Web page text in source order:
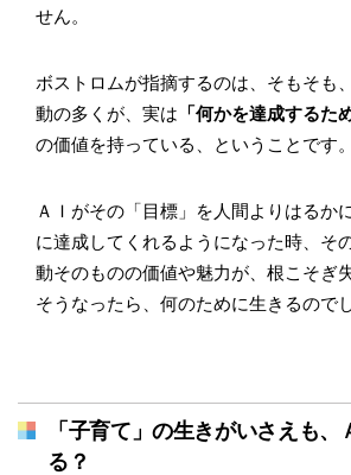
せん。
ボストロムが指摘するのは、そもそも
動の多くが、実は 「何かを達成するた
の価値を持っている、ということです。
ＡＩがその「目標」を人間よりはるか
に達成してくれるようになった時、そ
動そのものの価値や魅力が、根こそぎ
そうなったら、何のために生きるので
「子育て」の生きがいさえも、
る？